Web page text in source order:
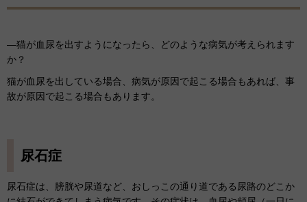
―猫が血尿を出すようになったら、どのような病気が考えられます
か？
猫が血尿を出している場合、病気が原因で起こる場合もあれば、事
故が原因で起こる場合もあります。
尿石症
尿石症は、膀胱や尿道など、おしっこの通り道である尿路のどこか